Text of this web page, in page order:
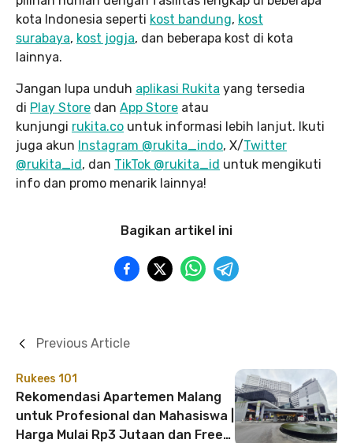
kota Indonesia seperti kost bandung, kost
surabaya, kost jogja, dan beberapa kost di kota
lainnya.
Jangan lupa unduh aplikasi Rukita yang tersedia
di Play Store dan App Store atau
kunjungi rukita.co untuk informasi lebih lanjut. Ikuti
juga akun Instagram @rukita_indo, X/Twitter
@rukita_id, dan TikTok @rukita_id untuk mengikuti
info dan promo menarik lainnya!
Bagikan artikel ini
Rukees 101
Rekomendasi Apartemen Malang
untuk Profesional dan Mahasiswa |
Harga Mulai Rp3 Jutaan dan Free
Previous Article